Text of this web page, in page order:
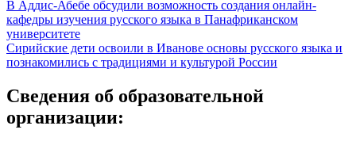
Навигация
по
записям
В Аддис-Абебе обсудили возможность создания онлайн-
кафедры изучения русского языка в Панафриканском
университете
Сирийские дети освоили в Иванове основы русского языка и
познакомились с традициями и культурой России
Сведения об образовательной
организации: